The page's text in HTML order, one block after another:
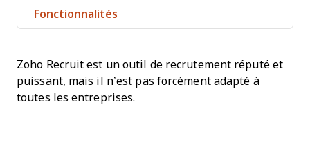
Fonctionnalités
Zoho Recruit est un outil de recrutement réputé et
puissant, mais il n’est pas forcément adapté à
toutes les entreprises.